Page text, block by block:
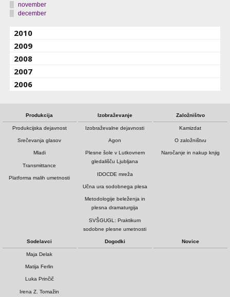
november
december
2010
2009
2008
2007
2006
Produkcija
Produkcijska dejavnost
Srečevanja glasov
Mladi
Transmittance
Platforma malih umetnosti
Izobraževanje
Izobraževalne dejavnosti
Agon
Plesne šole v Lutkovnem
gledališču Ljubljana
IDOCDE mreža
Učna ura sodobnega plesa
Metodologije beleženja in
plesna dramaturgija
SVŠGUGL: Praktikum
sodobne plesne umetnosti
Založništvo
Kamizdat
O založništvu
Naročanje in nakup knjig
Sodelavci
Maja Delak
Matija Ferlin
Luka Prinčič
Irena Z. Tomažin
Dogodki Novice